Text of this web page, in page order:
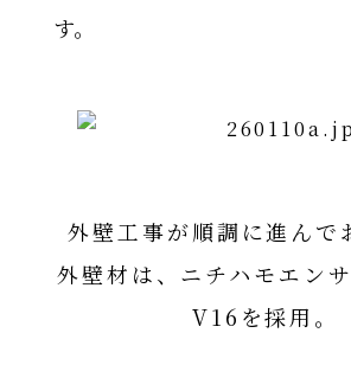
す。
外壁工事が順調に進んで
外壁材は、ニチハモエン
V16を採用。